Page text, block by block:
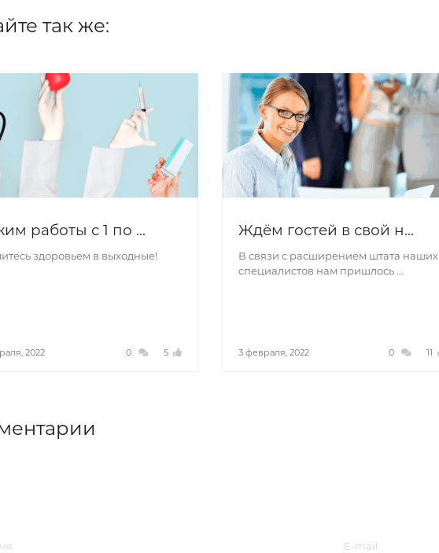
так же:
работы с 1 по ...
здоровьем в выходные!
2022 0 5
Ждём гостей в свой н...
В связи с расширением штата наших
специалистов нам пришлось ...
3 февраля, 2022 0 11